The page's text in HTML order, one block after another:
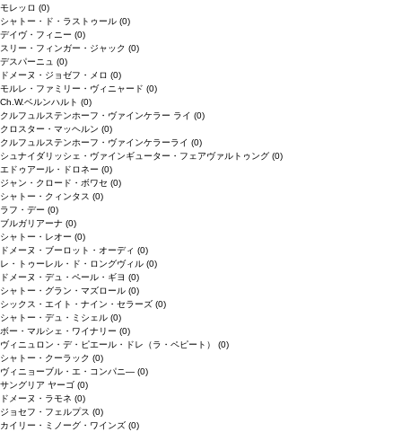
モレッロ (0)
シャトー・ド・ラストゥール (0)
デイヴ・フィニー (0)
スリー・フィンガー・ジャック (0)
デスパーニュ (0)
ドメーヌ・ジョゼフ・メロ (0)
モルレ・ファミリー・ヴィニャード (0)
Ch.W.ベルンハルト (0)
クルフュルステンホーフ・ヴァインケラー ライ (0)
クロスター・マッヘルン (0)
クルフュルステンホーフ・ヴァインケラーライ (0)
シュナイダリッシェ・ヴァインギューター・フェアヴァルトゥング (0)
エドゥアール・ドロネー (0)
ジャン・クロード・ボワセ (0)
シャトー・クィンタス (0)
ラフ・デー (0)
ブルガリアーナ (0)
シャトー・レオー (0)
ドメーヌ・ブーロット・オーディ (0)
レ・トゥーレル・ド・ロングヴィル (0)
ドメーヌ・デュ・ペール・ギヨ (0)
シャトー・グラン・マズロール (0)
シックス・エイト・ナイン・セラーズ (0)
シャトー・デュ・ミシェル (0)
ボー・マルシェ・ワイナリー (0)
ヴィニュロン・デ・ピエール・ドレ（ラ・ペピート） (0)
シャトー・クーラック (0)
ヴィニョーブル・エ・コンパニ― (0)
サングリア ヤーゴ (0)
ドメーヌ・ラモネ (0)
ジョセフ・フェルプス (0)
カイリー・ミノーグ・ワインズ (0)